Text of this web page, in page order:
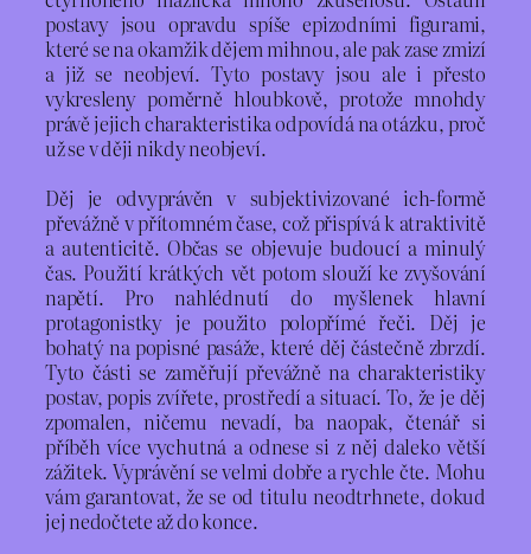
postavy jsou opravdu spíše epizodními figurami,
které se na okamžik dějem mihnou, ale pak zase zmizí
a již se neobjeví. Tyto postavy jsou ale i přesto
vykresleny poměrně hloubkově, protože mnohdy
právě jejich charakteristika odpovídá na otázku, proč
už se v ději nikdy neobjeví.
Děj je odvyprávěn v subjektivizované ich-formě
převážně v přítomném čase, což přispívá k atraktivitě
a autenticitě. Občas se objevuje budoucí a minulý
čas. Použití krátkých vět potom slouží ke zvyšování
napětí. Pro nahlédnutí do myšlenek hlavní
protagonistky je použito polopřímé řeči. Děj je
bohatý na popisné pasáže, které děj částečně zbrzdí.
Tyto části se zaměřují převážně na charakteristiky
postav, popis zvířete, prostředí a situací. To, že je děj
zpomalen, ničemu nevadí, ba naopak, čtenář si
příběh více vychutná a odnese si z něj daleko větší
zážitek. Vyprávění se velmi dobře a rychle čte. Mohu
vám garantovat, že se od titulu neodtrhnete, dokud
jej nedočtete až do konce.